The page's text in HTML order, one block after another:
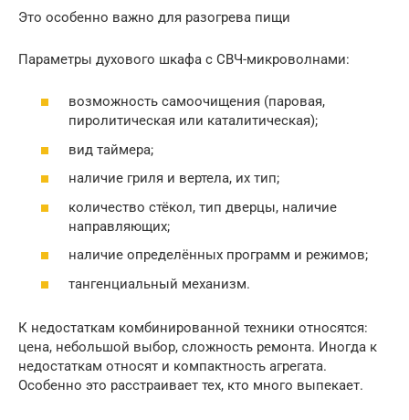
Это особенно важно для разогрева пищи
Параметры духового шкафа с СВЧ-микроволнами:
возможность самоочищения (паровая,
пиролитическая или каталитическая);
вид таймера;
наличие гриля и вертела, их тип;
количество стёкол, тип дверцы, наличие
направляющих;
наличие определённых программ и режимов;
тангенциальный механизм.
К недостаткам комбинированной техники относятся:
цена, небольшой выбор, сложность ремонта. Иногда к
недостаткам относят и компактность агрегата.
Особенно это расстраивает тех, кто много выпекает.